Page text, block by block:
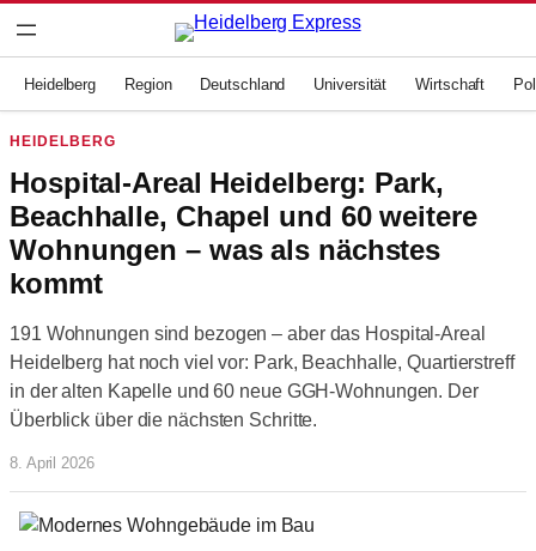
Inhalt
Heidelberg Region Deutschland Universität Wirtschaft
HEIDELBERG
Hospital-Areal Heidelberg: Park,
Beachhalle, Chapel und 60 weitere
Wohnungen – was als nächstes
kommt
191 Wohnungen sind bezogen – aber das Hospital-Areal
Heidelberg hat noch viel vor: Park, Beachhalle, Quartierstreff
in der alten Kapelle und 60 neue GGH-Wohnungen. Der
Überblick über die nächsten Schritte.
8. April 2026